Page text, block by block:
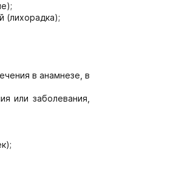
(лихорадка);
в анамнезе, в
или заболевания,